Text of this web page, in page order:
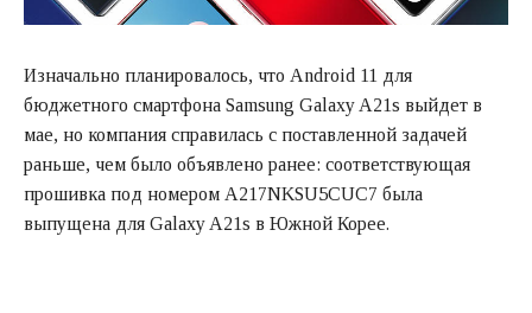
Изначально планировалось, что Android 11 для
бюджетного смартфона Samsung Galaxy A21s выйдет в
мае, но компания справилась с поставленной задачей
раньше, чем было объявлено ранее: соответствующая
прошивка под номером A217NKSU5CUC7 была
выпущена для Galaxy A21s в Южной Корее.